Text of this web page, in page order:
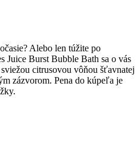
Alebo len túžite po
Juice Burst Bubble Bath sa o vás
citrusovou vôňou šťavnatej
zázvorom. Pena do kúpeľa je